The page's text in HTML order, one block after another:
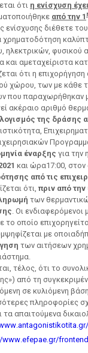
ότι η ενίσχυση
από την 1
ενίσχυσης διέθετε
χρηματοδότηση
ηλεκτρικών, φυσικού
και αμεταχείριστα
ότι η
χώρου, των με κάθε
που παραχωρήθηκαν
ακέραιο αριθμό
της δράσης
έναρξης για την
και ώρα17:00, στον
από τις
ότι, πριν από
των
. Οι
το οποίο
με
των αιτήσεων
τέλος, ότι το
από τη
σε κυλιόμενη
πληροφορίες
απαιτούμενα
antagonistikotita gr/
www efepae gr/frontend